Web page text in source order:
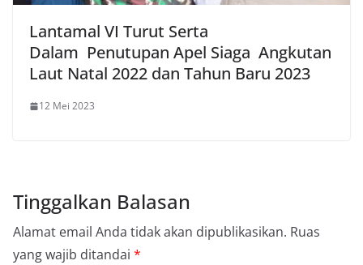
Lantamal VI Turut Serta
Dalam Penutupan Apel Siaga Angkutan
Laut Natal 2022 dan Tahun Baru 2023
12 Mei 2023
Tinggalkan Balasan
Alamat email Anda tidak akan dipublikasikan. Ruas
yang wajib ditandai *